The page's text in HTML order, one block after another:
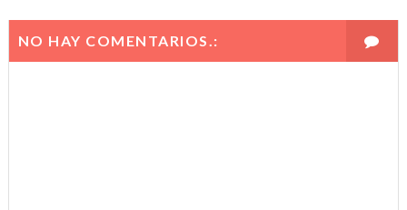
NO HAY COMENTARIOS.: